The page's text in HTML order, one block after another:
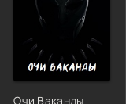
Очи Ваканды